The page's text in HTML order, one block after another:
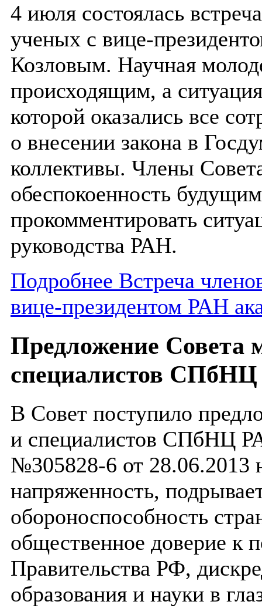
4 июля состоялась
ученых с вице-
Козловым. Научная
происходящим, а
которой оказались все
о внесении закона в
коллективы. Члены
обеспокоенность
прокомментировать
руководства РАН.
Подробнее Встреча
вице-президентом РАН
Предложение Совета
специалистов
В Совет поступило
и специалистов СПбНЦ
№305828-6 от 28.06.2013
напряженность,
обороноспособность
общественное доверие к
Правительства РФ,
образования и науки в